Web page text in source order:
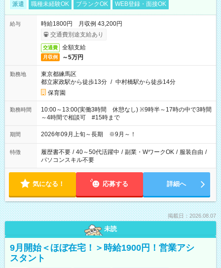
派遣 職種未経験OK ブランクOK WEB登録・面接OK
給与
時給1800円 月収例 43,200円
交通費別途支給あり
交通費 全額支給
月収例 ～5万円
勤務地
東京都練馬区
都立家政駅から徒歩13分 / 中村橋駅から徒歩14分
保育園
勤務時間
10:00～13:00(実働3時間 休憩なし) ※9時半～17時の中で3時間
～4時間で相談可 #15時まで
期間 2026年09月上旬～長期 ※9月～！
特徴 履歴書不要 / 40～50代活躍中 / 副業・WワークOK / 服装自由 /
パソコンスキル不要
気になる！ 応募する 詳細へ
掲載日：2026.08.07
未読
9月開始＜ほぼ在宅！＞時給1900円！営業アシ
スタント